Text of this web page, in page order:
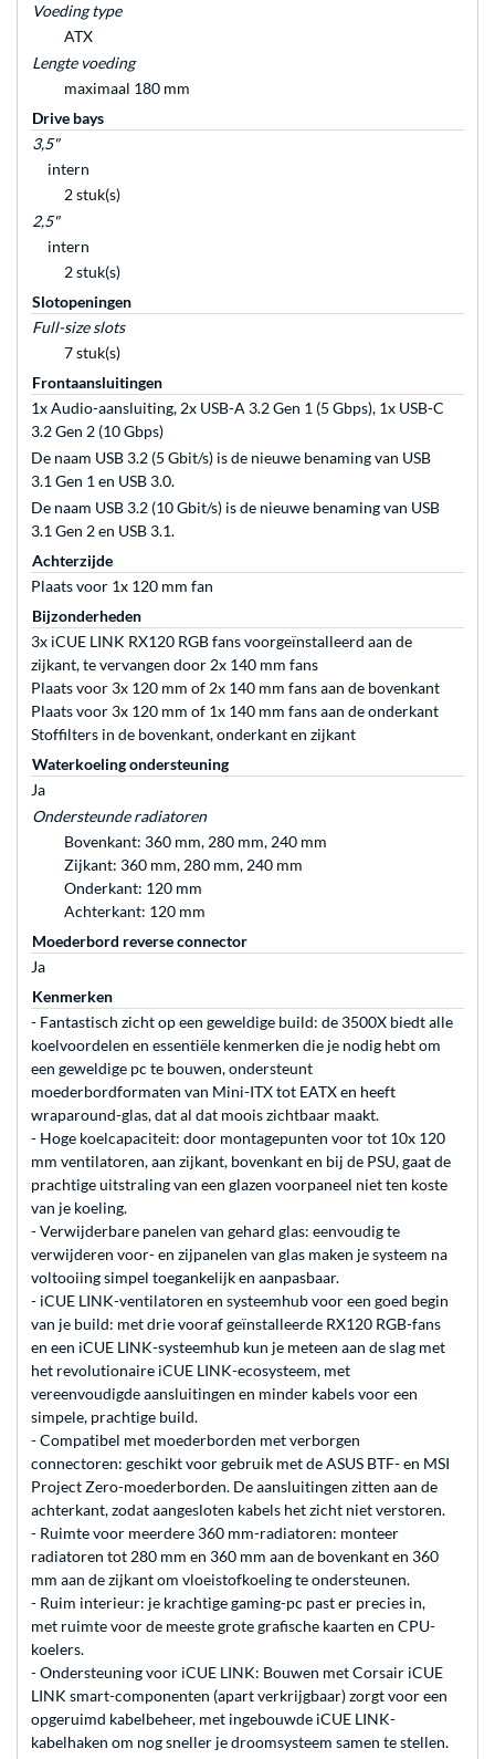
Voeding type
ATX
Lengte voeding
maximaal 180 mm
Drive bays
3,5"
intern
2 stuk(s)
2,5"
intern
2 stuk(s)
Slotopeningen
Full-size slots
7 stuk(s)
Frontaansluitingen
1x Audio-aansluiting, 2x USB-A 3.2 Gen 1 (5 Gbps), 1x USB-C
3.2 Gen 2 (10 Gbps)
De naam USB 3.2 (5 Gbit/s) is de nieuwe benaming van USB
3.1 Gen 1 en USB 3.0.
De naam USB 3.2 (10 Gbit/s) is de nieuwe benaming van USB
3.1 Gen 2 en USB 3.1.
Achterzijde
Plaats voor 1x 120 mm fan
Bijzonderheden
3x iCUE LINK RX120 RGB fans voorgeïnstalleerd aan de
zijkant, te vervangen door 2x 140 mm fans
Plaats voor 3x 120 mm of 2x 140 mm fans aan de bovenkant
Plaats voor 3x 120 mm of 1x 140 mm fans aan de onderkant
Stoffilters in de bovenkant, onderkant en zijkant
Waterkoeling ondersteuning
Ja
Ondersteunde radiatoren
Bovenkant: 360 mm, 280 mm, 240 mm
Zijkant: 360 mm, 280 mm, 240 mm
Onderkant: 120 mm
Achterkant: 120 mm
Moederbord reverse connector
Ja
Kenmerken
- Fantastisch zicht op een geweldige build: de 3500X biedt alle
koelvoordelen en essentiële kenmerken die je nodig hebt om
een geweldige pc te bouwen, ondersteunt
moederbordformaten van Mini-ITX tot EATX en heeft
wraparound-glas, dat al dat moois zichtbaar maakt.
- Hoge koelcapaciteit: door montagepunten voor tot 10x 120
mm ventilatoren, aan zijkant, bovenkant en bij de PSU, gaat de
prachtige uitstraling van een glazen voorpaneel niet ten koste
van je koeling.
- Verwijderbare panelen van gehard glas: eenvoudig te
verwijderen voor- en zijpanelen van glas maken je systeem na
voltooiing simpel toegankelijk en aanpasbaar.
- iCUE LINK-ventilatoren en systeemhub voor een goed begin
van je build: met drie vooraf geïnstalleerde RX120 RGB-fans
en een iCUE LINK-systeemhub kun je meteen aan de slag met
het revolutionaire iCUE LINK-ecosysteem, met
vereenvoudigde aansluitingen en minder kabels voor een
simpele, prachtige build.
- Compatibel met moederborden met verborgen
connectoren: geschikt voor gebruik met de ASUS BTF- en MSI
Project Zero-moederborden. De aansluitingen zitten aan de
achterkant, zodat aangesloten kabels het zicht niet verstoren.
- Ruimte voor meerdere 360 mm-radiatoren: monteer
radiatoren tot 280 mm en 360 mm aan de bovenkant en 360
mm aan de zijkant om vloeistofkoeling te ondersteunen.
- Ruim interieur: je krachtige gaming-pc past er precies in,
met ruimte voor de meeste grote grafische kaarten en CPU-
koelers.
- Ondersteuning voor iCUE LINK: Bouwen met Corsair iCUE
LINK smart-componenten (apart verkrijgbaar) zorgt voor een
opgeruimd kabelbeheer, met ingebouwde iCUE LINK-
kabelhaken om nog sneller je droomsysteem samen te stellen.